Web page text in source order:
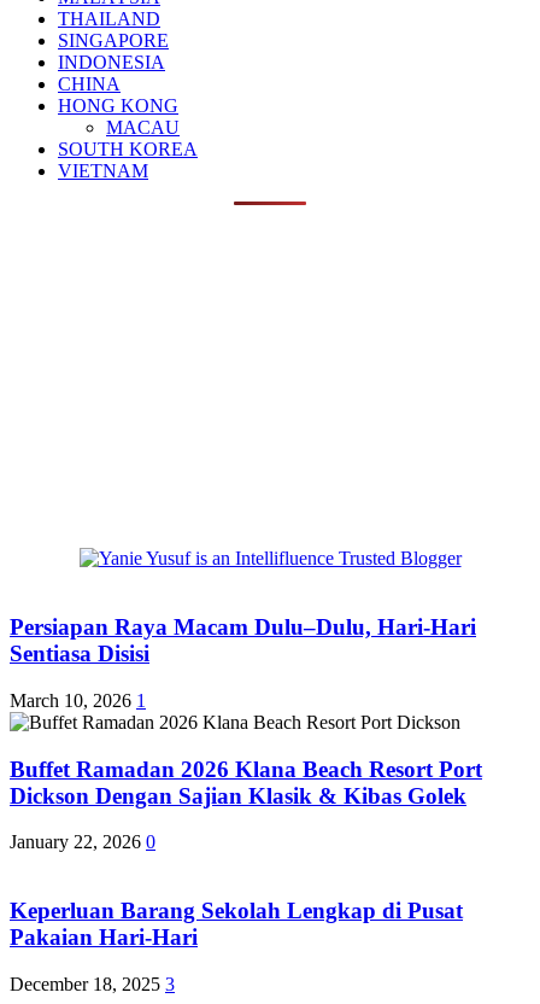
THAILAND
SINGAPORE
INDONESIA
CHINA
HONG KONG
MACAU
SOUTH KOREA
VIETNAM
Persiapan Raya Macam Dulu–Dulu, Hari-Hari
Sentiasa Disisi
March 10, 2026 1
Buffet Ramadan 2026 Klana Beach Resort Port
Dickson Dengan Sajian Klasik & Kibas Golek
January 22, 2026 0
Keperluan Barang Sekolah Lengkap di Pusat
Pakaian Hari-Hari
December 18, 2025 3